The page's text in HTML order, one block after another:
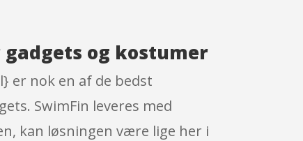
og kostumer
er nok en af de bedst
SwimFin leveres med
kan løsningen være lige her i